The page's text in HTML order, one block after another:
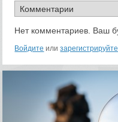
Нет комментариев. Ваш
Войдите или